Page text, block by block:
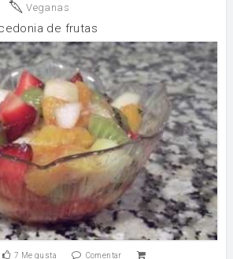
Veganas
de frutas
7 Me gusta Comentar